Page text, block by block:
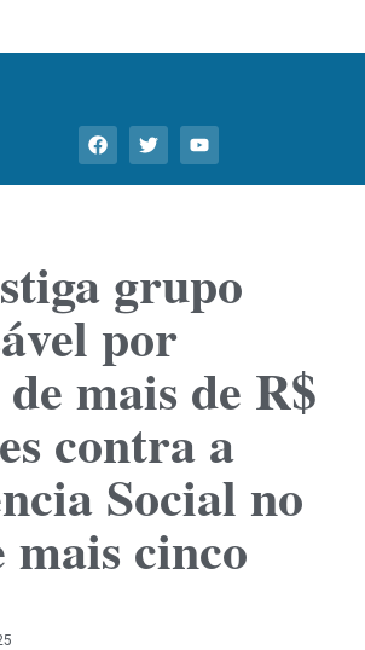
grupo
por
mais de R$
contra a
Social no
mais cinco